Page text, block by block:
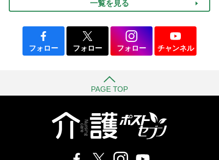
みよう」【社会福祉士解
説】
一覧を見る
フォロー フォロー フォロー チャンネル
PAGE TOP